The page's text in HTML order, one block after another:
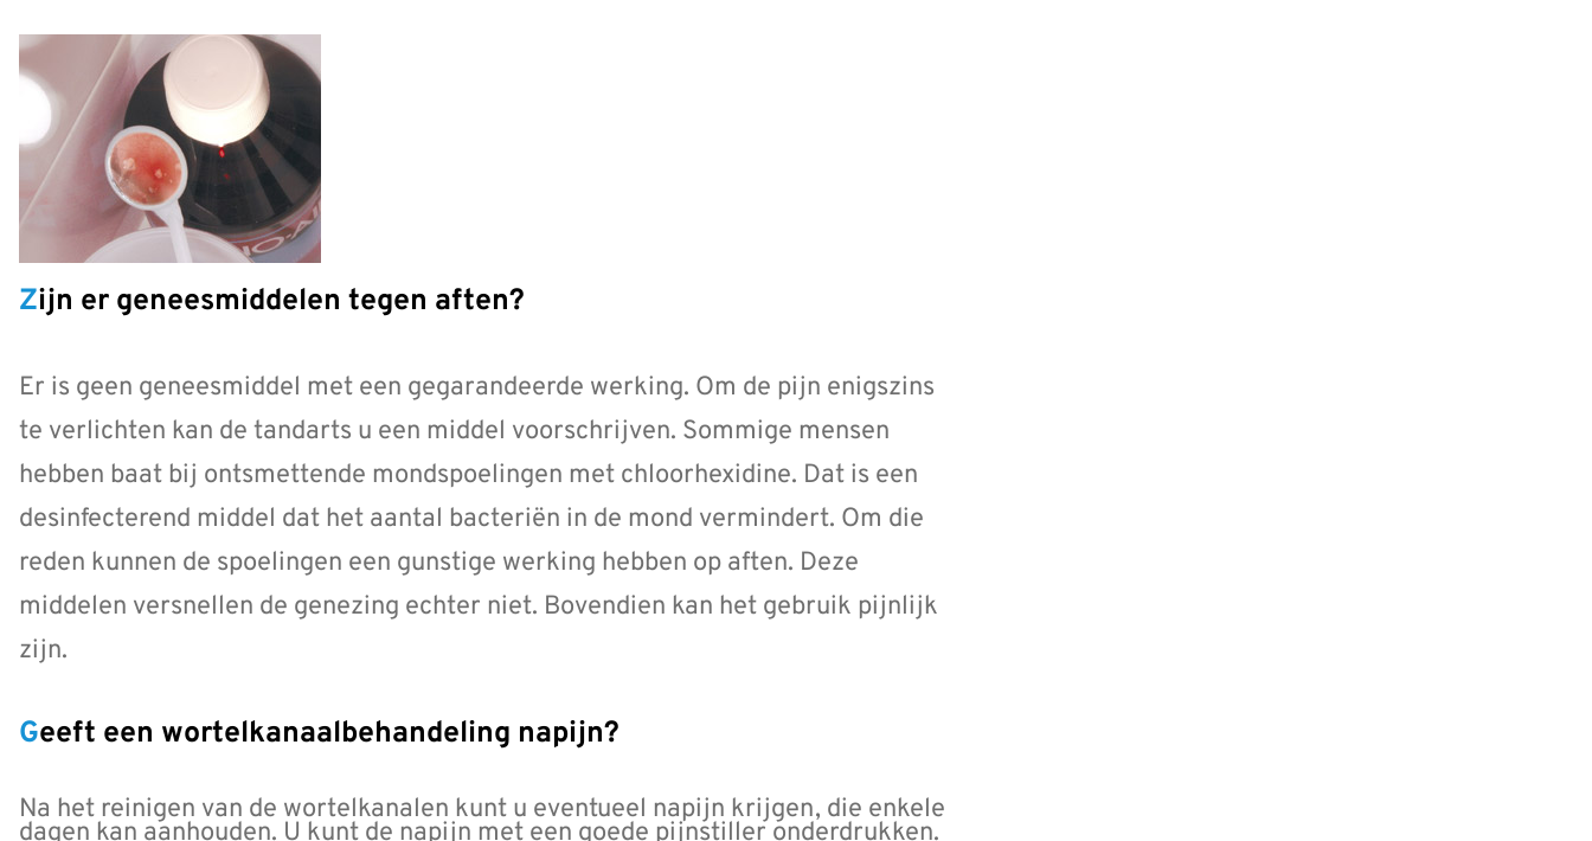
Zijn er geneesmiddelen tegen aften?
Er is geen geneesmiddel met een gegarandeerde werking. Om de pijn enigszins
te verlichten kan de tandarts u een middel voorschrijven. Sommige mensen
hebben baat bij ontsmettende mondspoelingen met chloorhexidine. Dat is een
desinfecterend middel dat het aantal bacteriën in de mond vermindert. Om die
reden kunnen de spoelingen een gunstige werking hebben op aften. Deze
middelen versnellen de genezing echter niet. Bovendien kan het gebruik pijnlijk
zijn.
Geeft een wortelkanaalbehandeling napijn?
Na het reinigen van de wortelkanalen kunt u eventueel napijn krijgen, die enkele
dagen kan aanhouden. U kunt de napijn met een goede pijnstiller onderdrukken.